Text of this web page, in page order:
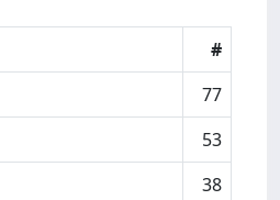
#
77
53
38